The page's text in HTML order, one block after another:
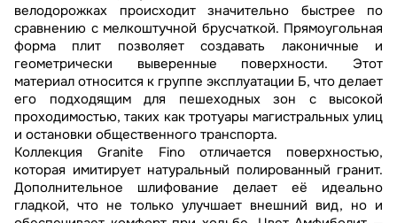
велодорожках происходит значительно быстрее по
сравнению с мелкоштучной брусчаткой. Прямоугольная
форма плит позволяет создавать лаконичные и
геометрически выверенные поверхности. Этот
материал относится к группе эксплуатации Б, что делает
его подходящим для пешеходных зон с высокой
проходимостью, таких как тротуары магистральных улиц
и остановки общественного транспорта.
Коллекция Granite Fino отличается поверхностью,
которая имитирует натуральный полированный гранит.
Дополнительное шлифование делает её идеально
гладкой, что не только улучшает внешний вид, но и